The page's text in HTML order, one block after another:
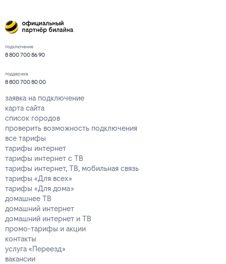
подключение
8 800 700 86 90
поддержка
8 800 700 80 00
заявка на подключение
карта сайта
список городов
проверить возможность подключения
все тарифы
тарифы интернет
тарифы интернет с ТВ
тарифы интернет, ТВ, мобильная связь
тарифы «Для всех»
тарифы «Для дома»
домашнее ТВ
домашний интернет
домашний интернет и ТВ
промо-тарифы и акции
контакты
услуга «Переезд»
вакансии